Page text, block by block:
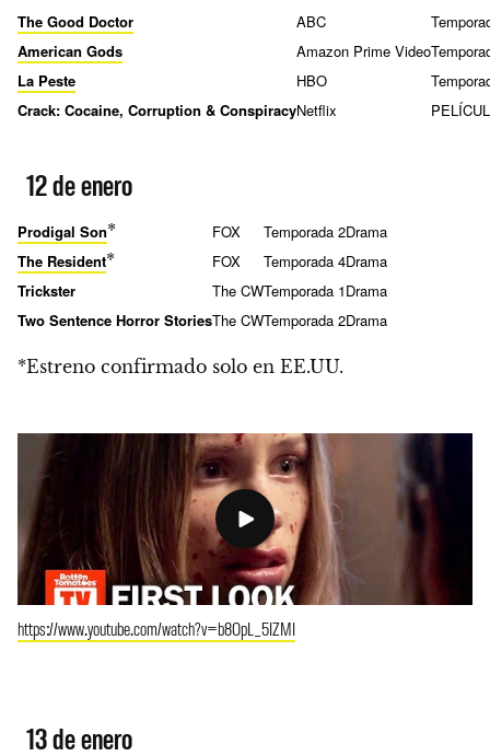
The Good Doctor ABC
American Gods
Amazon Prime Video
La Peste
HBO
Crack: Cocaine, Corruption & ConspiracyNetflix
12 de enero
Prodigal Son* FOX Temporada 2Drama
The Resident* FOX Temporada 4Drama
Trickster
The CWTemporada 1Drama
Two Sentence Horror StoriesThe CWTemporada 2Drama
*Estreno confirmado solo en EE.UU.
https://www.youtube.com/watch?v=b8OpL_5IZMI
13 de enero